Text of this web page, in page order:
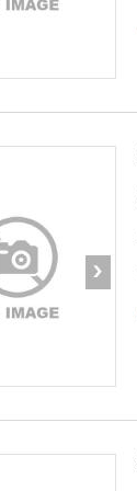
›